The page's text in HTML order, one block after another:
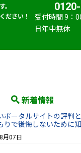
。
ださい！
受付時間 9：
日年中無休
新着情報
ポータルサイトの評判
りで後悔しないために
月07日